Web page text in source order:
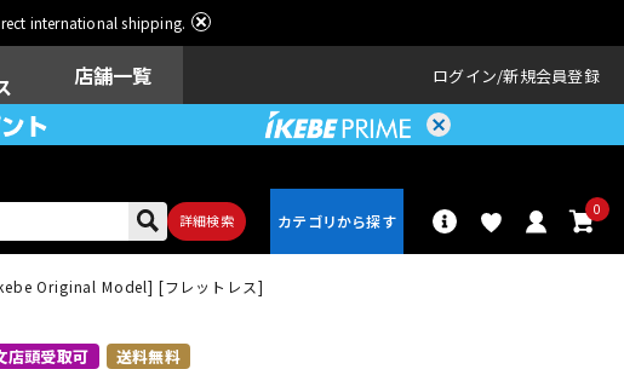
international shipping.
店舗一覧 ログイン 新規会員登録
詳細検索
0
ドラム
Original Model] [フレットレス]
店頭受取可 送料無料